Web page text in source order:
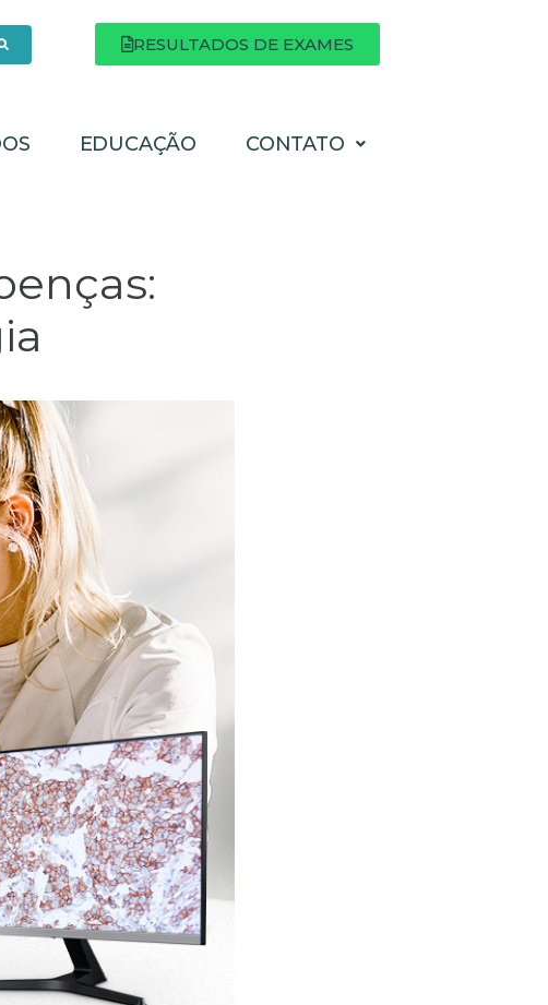
RESULTADOS DE EXAMES
EDUCAÇÃO CONTATO